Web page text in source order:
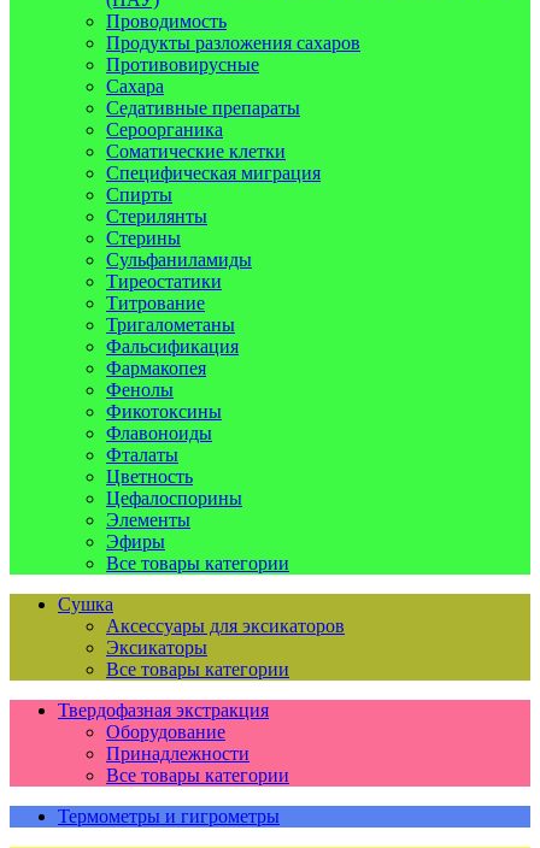
Проводимость
Продукты разложения сахаров
Противовирусные
Сахара
Седативные препараты
Сероорганика
Соматические клетки
Специфическая миграция
Спирты
Стерилянты
Стерины
Сульфаниламиды
Тиреостатики
Титрование
Тригалометаны
Фальсификация
Фармакопея
Фенолы
Фикотоксины
Флавоноиды
Фталаты
Цветность
Цефалоспорины
Элементы
Эфиры
Все товары категории
Сушка
Аксессуары для эксикаторов
Эксикаторы
Все товары категории
Твердофазная экстракция
Оборудование
Принадлежности
Все товары категории
Термометры и гигрометры